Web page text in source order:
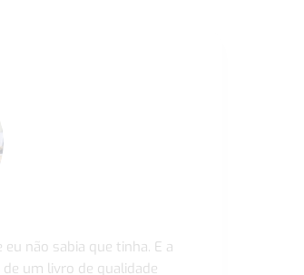
não sabia que tinha. E a
um livro de qualidade